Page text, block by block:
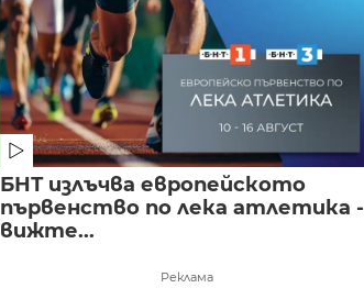
БНТ излъчва европейското
първенство по лека атлетика -
вижте...
Реклама